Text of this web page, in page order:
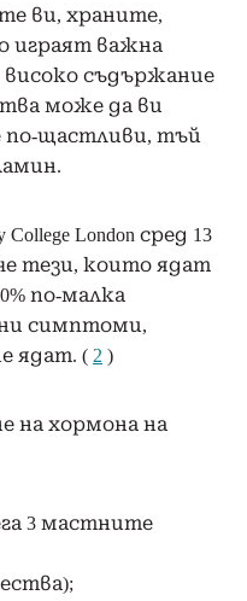
ви, храните,
играят важна
съдържание
може да ви
по-щастливи, тъй
London сред 13
тези, които ядат
по-малка
симптоми,
ядат. ( 2 )
на хормона на
3 мастните